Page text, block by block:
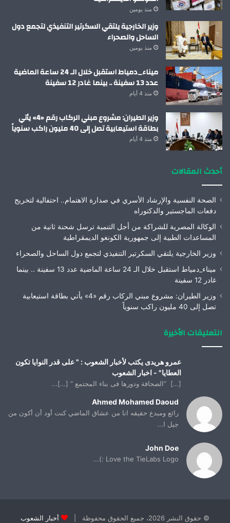
منذ يومين
وزير الخارجية يلتقي السكرتير التنفيذي لتجمع دول
الساحل والصحراء
منذ يومين
ميناء_دمياط استقبل خلال الـ 24 ساعة الماضية
عدد 13 سفينة .. بينما غادر 12 سفينة
منذ 4 أيام
وزير الطيران: مشروع مبني الركاب رقم «4» يأتي
بطاقة استيعابية تصل إلى 40 مليون راكب سنوياً
منذ 4 أيام
أحدث المقالات
الصحة النفسية والإرشاد الأسري في صدارة الاهتمام.. احتفالية لتخريج
دفعات الماجستير والدكتوراه
الوكالة المصرية للشراكة من أجل التنمية ترسل شحنة ثانية من
المساعدات الطبية إلى جمهورية الكونغو الديمقراطية
وزير الخارجية يلتقي السكرتير التنفيذي لتجمع دول الساحل والصحراء
ميناء_دمياط استقبل خلال الـ 24 ساعة الماضية عدد 13 سفينة .. بينما
غادر 12 سفينة
وزير الطيران: مشروع مبني الركاب رقم «4» يأتي بطاقة استيعابية
تصل إلى 40 مليون راكب سنوياً
التعليقات الأخيرة
عمرو هريدى يكتب لأخبار الشعوب : " على قدر النوايا تكون
العطايا" - اخبار الشعوب
[…] “الصحافة ودورها فى بناء المجتمع “ […]...
Ahmed Mohamed Daoud
رائع ومبدع حقيقه انا من عشاق الماضي كنت أود أن أكون من
جيل ا...
John Doe
Love the TieLabs Logo :)...
© حقوق النشر 2026، جميع الحقوق محفوظة | أخبار الشعوب